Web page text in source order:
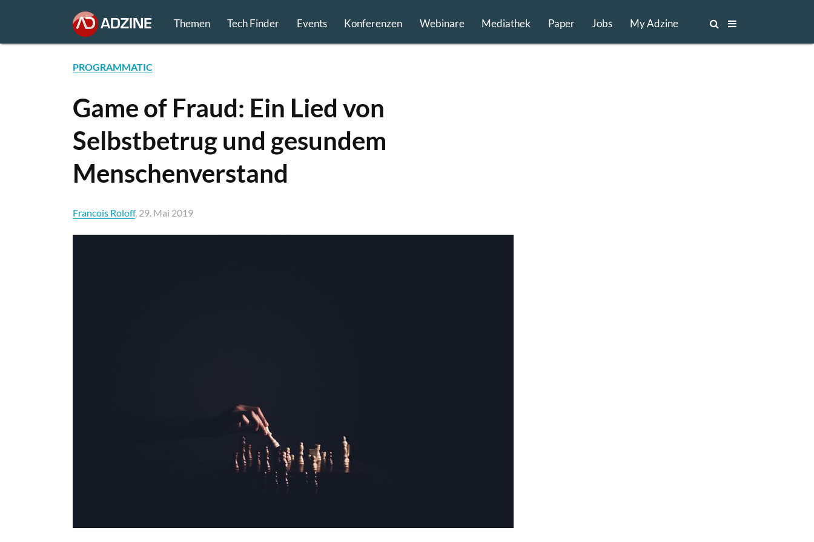
Themen Tech Finder Events Konferenzen Webinare Mediathek Paper Jobs My Adzine
PROGRAMMATIC
Game of Fraud: Ein Lied von
Selbstbetrug und gesundem
Menschenverstand
Francois Roloff, 29. Mai 2019